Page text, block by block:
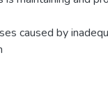
caused by